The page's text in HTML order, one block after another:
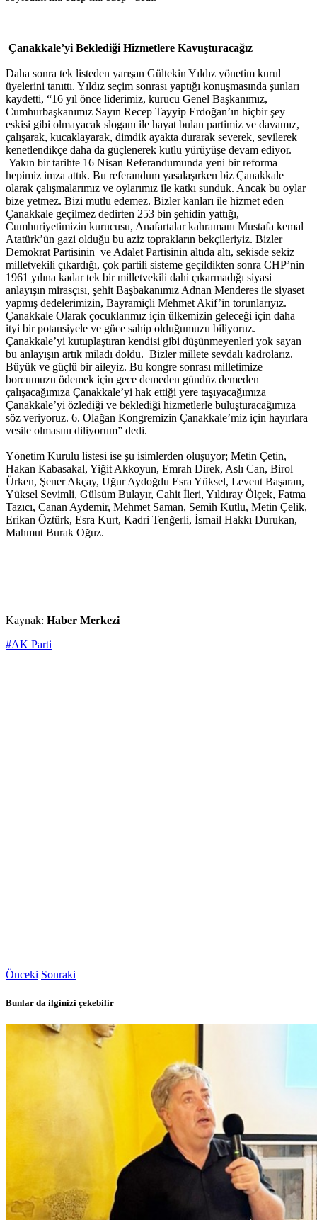
Çanakkale’yi Beklediği Hizmetlere Kavuşturacağız
Daha sonra tek listeden yarışan Gültekin Yıldız yönetim kurul
üyelerini tanıttı. Yıldız seçim sonrası yaptığı konuşmasında şunları
kaydetti, “16 yıl önce liderimiz, kurucu Genel Başkanımız,
Cumhurbaşkanımız Sayın Recep Tayyip Erdoğan’ın hiçbir şey
eskisi gibi olmayacak sloganı ile hayat bulan partimiz ve davamız,
çalışarak, kucaklayarak, dimdik ayakta durarak severek, sevilerek
kenetlendikçe daha da güçlenerek kutlu yürüyüşe devam ediyor.
Yakın bir tarihte 16 Nisan Referandumunda yeni bir reforma
hepimiz imza attık. Bu referandum yasalaşırken biz Çanakkale
olarak çalışmalarımız ve oylarımız ile katkı sunduk. Ancak bu oylar
bize yetmez. Bizi mutlu edemez. Bizler kanları ile hizmet eden
Çanakkale geçilmez dedirten 253 bin şehidin yattığı,
Cumhuriyetimizin kurucusu, Anafartalar kahramanı Mustafa kemal
Atatürk’ün gazi olduğu bu aziz toprakların bekçileriyiz. Bizler
Demokrat Partisinin ve Adalet Partisinin altıda altı, sekisde sekiz
milletvekili çıkardığı, çok partili sisteme geçildikten sonra CHP’nin
1961 yılına kadar tek bir milletvekili dahi çıkarmadığı siyasi
anlayışın mirasçısı, şehit Başbakanımız Adnan Menderes ile siyaset
yapmış dedelerimizin, Bayramiçli Mehmet Akif’in torunlarıyız.
Çanakkale Olarak çocuklarımız için ülkemizin geleceği için daha
ityi bir potansiyele ve güce sahip olduğumuzu biliyoruz.
Çanakkale’yi kutuplaştıran kendisi gibi düşünmeyenleri yok sayan
bu anlayışın artık miladı doldu. Bizler millete sevdalı kadrolarız.
Büyük ve güçlü bir aileyiz. Bu kongre sonrası milletimize
borcumuzu ödemek için gece demeden gündüz demeden
çalışacağımıza Çanakkale’yi hak ettiği yere taşıyacağımıza
Çanakkale’yi özlediği ve beklediği hizmetlerle buluşturacağımıza
söz veriyoruz. 6. Olağan Kongremizin Çanakkale’miz için hayırlara
vesile olmasını diliyorum” dedi.
Yönetim Kurulu listesi ise şu isimlerden oluşuyor; Metin Çetin,
Hakan Kabasakal, Yiğit Akkoyun, Emrah Direk, Aslı Can, Birol
Ürken, Şener Akçay, Uğur Aydoğdu Esra Yüksel, Levent Başaran,
Yüksel Sevimli, Gülsüm Bulayır, Cahit İleri, Yıldıray Ölçek, Fatma
Tazıcı, Canan Aydemir, Mehmet Saman, Semih Kutlu, Metin Çelik,
Erikan Öztürk, Esra Kurt, Kadri Tenğerli, İsmail Hakkı Durukan,
Mahmut Burak Oğuz.
Kaynak: Haber Merkezi
#AK Parti
Önceki Sonraki
Bunlar da ilginizi çekebilir